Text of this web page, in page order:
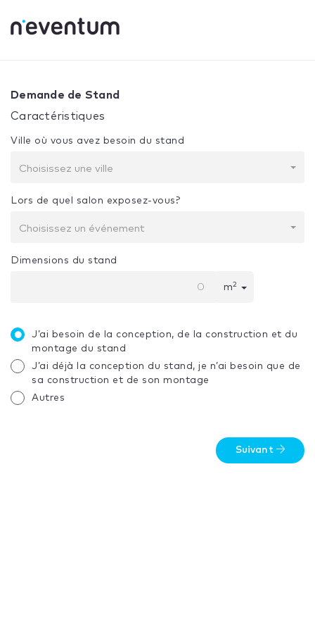
Votre sélection:
Demande de Stand
Caractéristiques
Ville où vous avez besoin du stand
Choisissez une ville
Lors de quel salon exposez-vous?
Choisissez un événement
Dimensions du stand
m2
J’ai besoin de la conception, de la construction et du
montage du stand
J’ai déjà la conception du stand, je n’ai besoin que de
sa construction et de son montage
Autres
Suivant